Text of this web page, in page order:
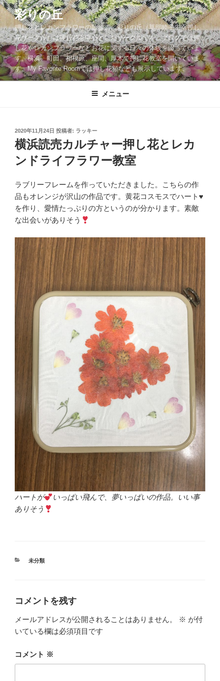
コ
ン
テ
ン
ツ
へ
ス
彩りの丘
押し花とレカンフラワーの散歩道。彩りの丘（草部睦子主宰押し
花サークル）は押し花を中心としたサークルです。ブログでは押
し花やレカンフラワーなどお花に関する日々の体験を綴っていま
す。横浜、町田、相模原、座間、厚木で押し花教室を開いていま
す。My Favorite Roomでは押し花額なども展示しています。
メニュー
投
稿
日:
2020年11月24日 投稿者: ラッキー
横浜読売カルチャー押し花とレカ
ンドライフラワー教室
ラブリーフレームを作っていただきました。こちらの作
品もオレンジが沢山の作品です。黄花コスモスでハート♥️
を作り、愛情たっぷりの方というのが分かります。素敵
な出会いがありそう
ハートが
いっぱい飛んで、夢いっぱいの作品。いい事
ありそう
カ
未分類
コメントを残す
メールアドレスが公開されることはありません。 ※ が付
いている欄は必須項目です
コメント ※